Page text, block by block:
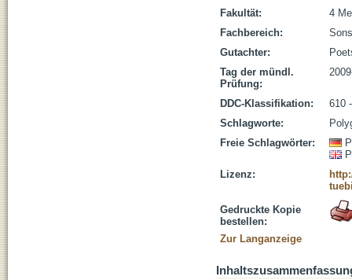
Fakultät:
4
Fachbereich:
Gutachter:
Tag der mündl.
Prüfung:
DDC-Klassifikation:
610
Schlagworte:
Freie Schlagwörter:
Lizenz:
Gedruckte Kopie
bestellen:
Zur Langanzeige